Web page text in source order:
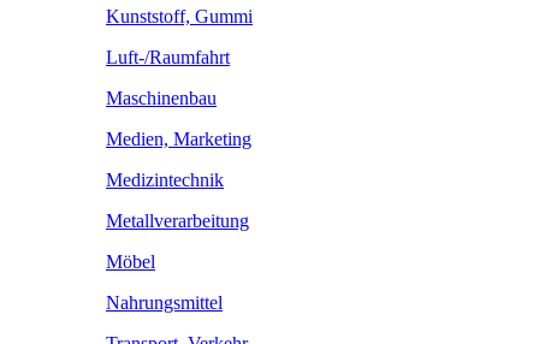
Kunststoff, Gummi
Luft-/Raumfahrt
Maschinenbau
Medien, Marketing
Medizintechnik
Metallverarbeitung
Möbel
Nahrungsmittel